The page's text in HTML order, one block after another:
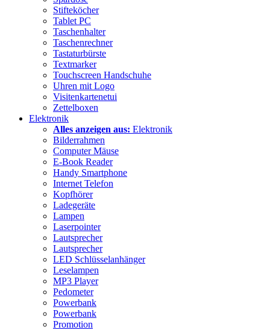
Stifteköcher
Tablet PC
Taschenhalter
Taschenrechner
Tastaturbürste
Textmarker
Touchscreen Handschuhe
Uhren mit Logo
Visitenkartenetui
Zettelboxen
Elektronik
Alles anzeigen aus: Elektronik
Bilderrahmen
Computer Mäuse
E-Book Reader
Handy Smartphone
Internet Telefon
Kopfhörer
Ladegeräte
Lampen
Laserpointer
Lautsprecher
Lautsprecher
LED Schlüsselanhänger
Leselampen
MP3 Player
Pedometer
Powerbank
Powerbank
Promotion